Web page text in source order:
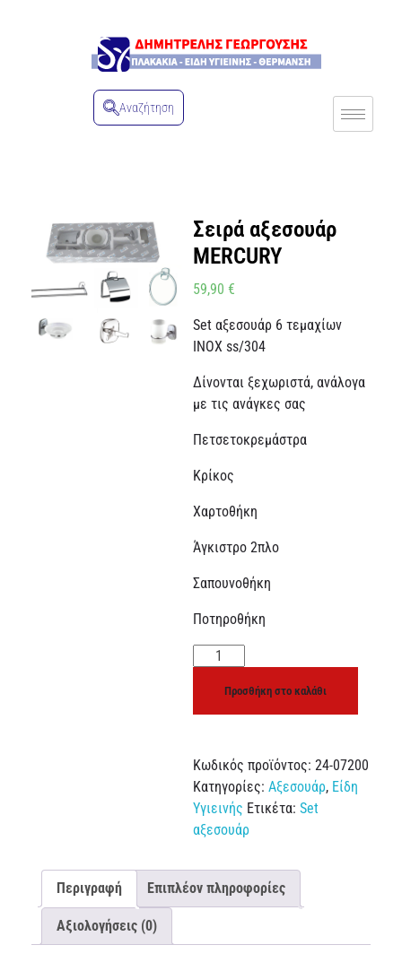
Αναζήτηση
Σειρά αξεσουάρ
MERCURY
59,90 €
Set αξεσουάρ 6 τεμαχίων
INOX ss/304
Δίνονται ξεχωριστά, ανάλογα
με τις ανάγκες σας
Πετσετοκρεμάστρα
Κρίκος
Χαρτοθήκη
Άγκιστρο 2πλο
Σαπουνοθήκη
Ποτηροθήκη
Προσθήκη στο καλάθι
Κωδικός προϊόντος: 24-07200
Κατηγορίες: Αξεσουάρ, Είδη
Υγιεινής Ετικέτα: Set
αξεσουάρ
Περιγραφή Επιπλέον πληροφορίες
Αξιολογήσεις (0)